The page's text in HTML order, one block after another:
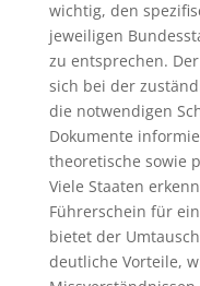
wichtig, den
jeweiligen
zu entsprechen.
sich bei der
die notwendigen
Dokumente
theoretische sowie
Viele Staaten
Führerschein für
bietet der
deutliche Vorteile,